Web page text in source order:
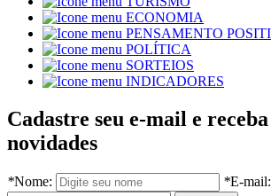
ECONOMIA
PENSAMENTO
POLÍTICA
SORTEIOS
INDICADORES
Cadastre seu e-mail e receba
novidades
*Nome: *E-mail: